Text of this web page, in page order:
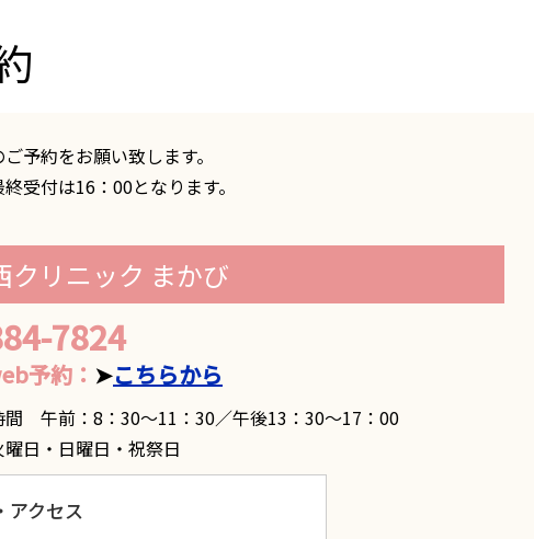
予約をお願い致します。
受付は16：00となります。
クリニック まかび
7824
予約： ➤こちらから
間 午前：8：30～11：30／午後13：30～17：00
日・日曜日・祝祭日
アクセス